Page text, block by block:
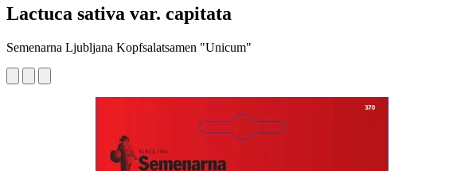
Lactuca sativa var. capitata
Semenarna Ljubljana Kopfsalatsamen "Unicum"